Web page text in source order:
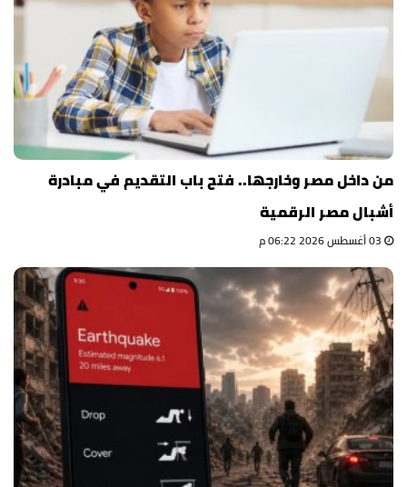
من داخل مصر وخارجها.. فتح باب التقديم في مبادرة
أشبال مصر الرقمية